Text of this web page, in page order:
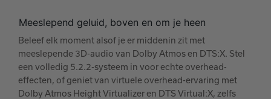
Meeslepend geluid, boven en om je heen
Beleef elk moment alsof je er middenin zit met
meeslepende 3D-audio van Dolby Atmos en DTS:X. Stel
een volledig 5.2.2-systeem in voor echte overhead-
effecten, of geniet van virtuele overhead-ervaring met
Dolby Atmos Height Virtualizer en DTS Virtual:X, zelfs